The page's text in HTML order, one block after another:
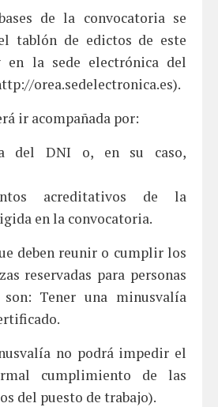
de la convocatoria se
tablón de edictos de este
en la sede electrónica del
orea.sedelectronica.es).
ir acompañada por:
del DNI o, en su caso,
acreditativos de la
en la convocatoria.
deben reunir o cumplir los
reservadas para personas
Tener una minusvalía
no podrá impedir el
cumplimiento de las
del puesto de trabajo).